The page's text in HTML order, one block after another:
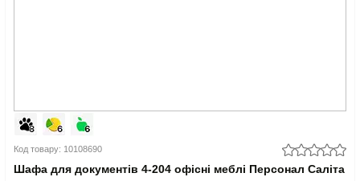
Код товару: 10108690
Шафа для документів 4-204 офісні меблі Персонал Саліта